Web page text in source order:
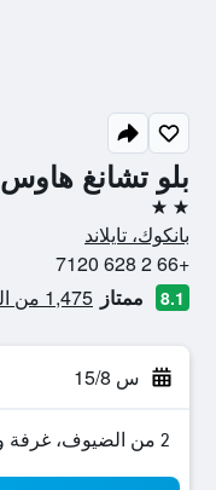
بلو تشانغ هاوس
2 نجمتين
بانكوك، تايلاند
+66 2 628 7120
8.1 ممتاز 1,475 من التقييمات تم التحقق منها
س 15/8
2 من الضيوف، غرفة واحدة